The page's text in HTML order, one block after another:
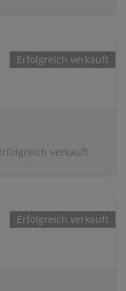
Erfolgreich verkauft
verkauft
Erfolgreich verkauft